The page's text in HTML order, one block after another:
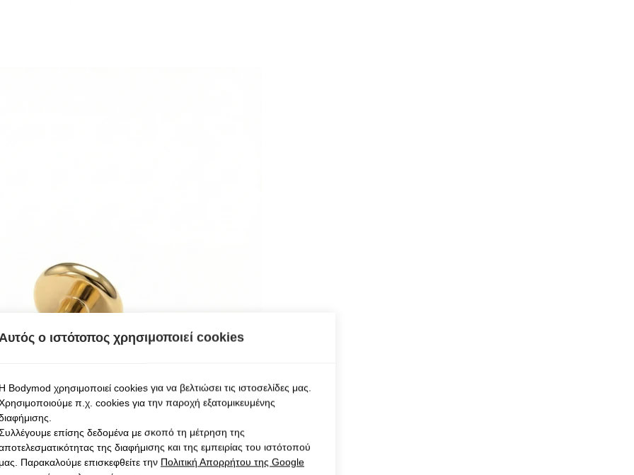
ο ιστότοπος χρησιμοποιεί cookies
Bodymod χρησιμοποιεί cookies για να βελτιώσει τις ιστοσελίδες μας.
π.χ. cookies για την παροχή εξατομικευμένης
επίσης δεδομένα με σκοπό τη μέτρηση της
της διαφήμισης και της εμπειρίας του ιστότοπού
Παρακαλούμε επισκεφθείτε την Πολιτική Απορρήτου της Google